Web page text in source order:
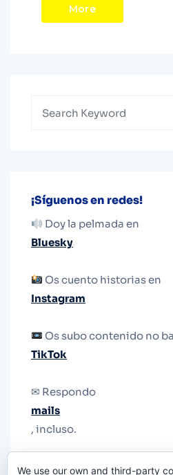
More
¡Síguenos en redes!
Doy la pelmada en
Bluesky
Os cuento historias en
Instagram
Os subo contenido no
TikTok
✉ Respondo
mails
, incluso.
We use our own and third-party